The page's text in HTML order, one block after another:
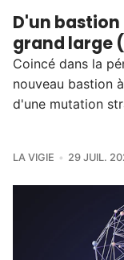
D'un bastion
grand large
Coincé dans la
nouveau bastion
d'une mutation
LA VIGIE 29 JUIL.